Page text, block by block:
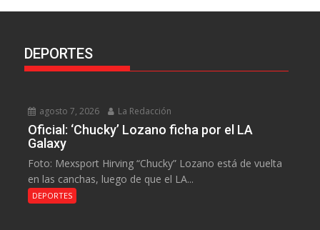
DEPORTES
agosto 7, 2026 La Redacción
Oficial: ‘Chucky’ Lozano ficha por el LA
Galaxy
Foto: Mexsport Hirving “Chucky” Lozano está de vuelta
en las canchas, luego de que el LA...
DEPORTES